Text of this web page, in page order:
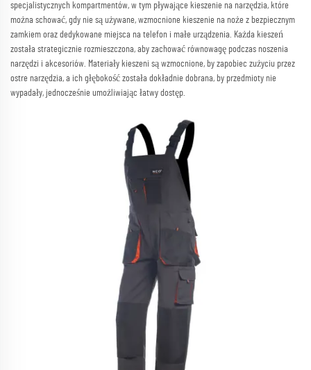
specjalistycznych kompartmentów, w tym pływające kieszenie na narzędzia, które
można schować, gdy nie są używane, wzmocnione kieszenie na noże z bezpiecznym
zamkiem oraz dedykowane miejsca na telefon i małe urządzenia. Każda kieszeń
została strategicznie rozmieszczona, aby zachować równowagę podczas noszenia
narzędzi i akcesoriów. Materiały kieszeni są wzmocnione, by zapobiec zużyciu przez
ostre narzędzia, a ich głębokość została dokładnie dobrana, by przedmioty nie
wypadały, jednocześnie umożliwiając łatwy dostęp.